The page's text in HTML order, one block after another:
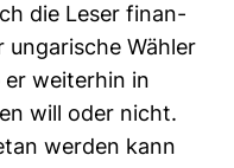
die Leser finan­
unga­ri­sche Wähler
er wei­terhin in
will oder nicht.
werden kann